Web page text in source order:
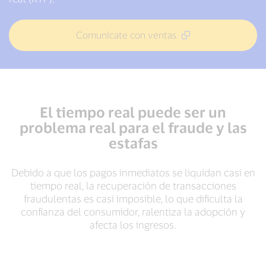
Comunícate con ventas
El tiempo real puede ser un
problema real para el fraude y las
estafas
Debido a que los pagos inmediatos se liquidan casi en
tiempo real, la recuperación de transacciones
fraudulentas es casi imposible, lo que dificulta la
confianza del consumidor, ralentiza la adopción y
afecta los ingresos.